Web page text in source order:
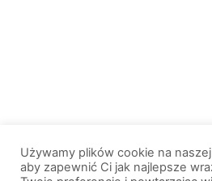
Używamy plików cookie na
aby zapewnić Ci jak najlepsze